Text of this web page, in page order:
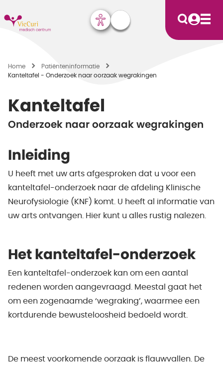
Home
Patiënten­informatie
Kanteltafel - Onderzoek naar oorzaak wegrakingen
Kanteltafel
Onderzoek naar oorzaak wegrakingen
Inleiding
U heeft met uw arts afgesproken dat u voor een
kanteltafel-onderzoek naar de afdeling Klinische
Neurofysiologie (KNF) komt. U heeft al informatie van
uw arts ontvangen. Hier kunt u alles rustig nalezen.
Het kanteltafel-onderzoek
Een kanteltafel-onderzoek kan om een aantal
redenen worden aangevraagd. Meestal gaat het
om een zogenaamde ‘wegraking’, waarmee een
kortdurende bewusteloosheid bedoeld wordt.
De meest voorkomende oorzaak is flauwvallen. De